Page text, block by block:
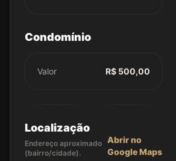
Condomínio
Valor R$ 500,00
Localização
Endereço aproximado
(bairro/cidade).
Abrir no
Google Maps